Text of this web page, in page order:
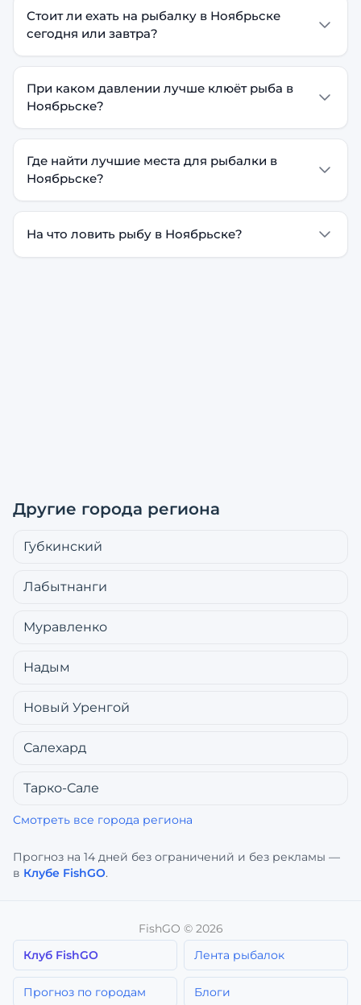
Стоит ли ехать на рыбалку в Ноябрьске
сегодня или завтра?
При каком давлении лучше клюёт рыба в
Ноябрьске?
Где найти лучшие места для рыбалки в
Ноябрьске?
На что ловить рыбу в Ноябрьске?
Другие города региона
Губкинский
Лабытнанги
Муравленко
Надым
Новый Уренгой
Салехард
Тарко-Сале
Смотреть все города региона
Прогноз на 14 дней без ограничений и без рекламы —
в Клубе FishGO.
FishGO © 2026
Клуб FishGO
Лента рыбалок
Прогноз по городам Блоги